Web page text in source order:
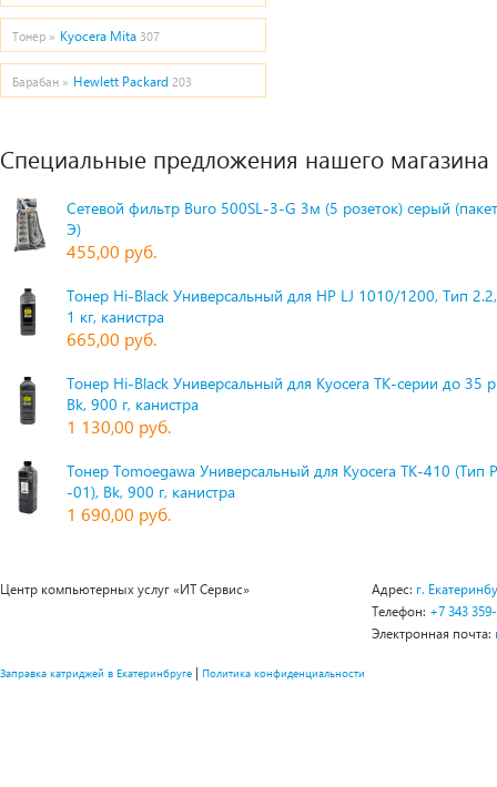
Тонер » Kyocera Mita 307
Барабан » Hewlett Packard 203
Специальные предложения нашего магазина
Сетевой фильтр Buro 500SL-3-G 3м (5 розеток) серый
Э)
455,00 руб.
Тонер Hi-Black Универсальный для HP LJ 1010/1200, Тип
1 кг, канистра
665,00 руб.
Тонер Hi-Black Универсальный для Kyocera TK-серии до 35
Bk, 900 г, канистра
1 130,00 руб.
Тонер Tomoegawa Универсальный для Kyocera TK-410 (Тип
-01), Bk, 900 г, канистра
1 690,00 руб.
Центр компьютерных услуг «ИТ Сервис» Адрес: г.
Телефон: +7 343
Электронная почта:
Заправка катриджей в Екатеринбруге | Политика конфиденциальности